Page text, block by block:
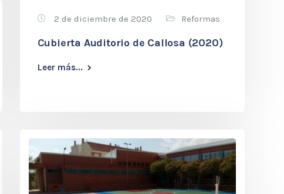
2 de diciembre de 2020 Reformas
Cubierta Auditorio de Callosa (2020)
Leer más...